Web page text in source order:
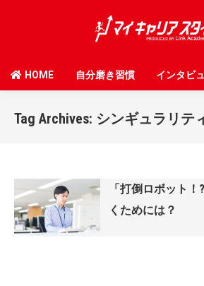
HOME 自分磨き習慣 インタビ
Tag Archives: シンギュラリテ
「打倒ロボット
くためには？